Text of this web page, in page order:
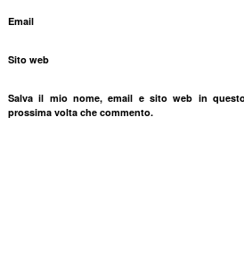
Email
Sito web
Salva il mio nome, email e sito web in
prossima volta che commento.